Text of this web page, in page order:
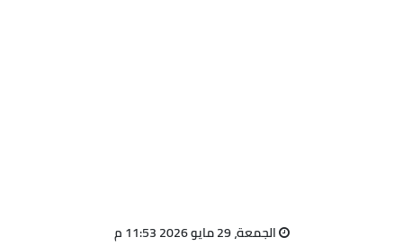
الجمعة، 29 مايو 2026 11:53 م